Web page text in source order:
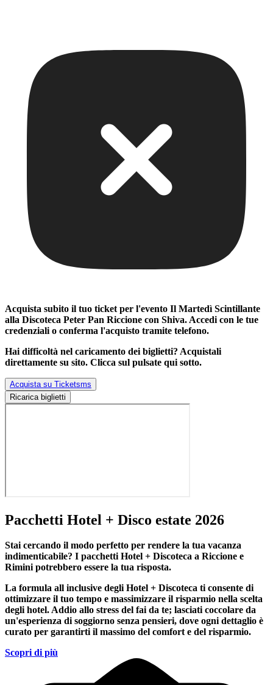
Acquista subito il tuo ticket per l'evento Il Martedì Scintillante
alla Discoteca Peter Pan Riccione con Shiva. Accedi con le tue
credenziali o conferma l'acquisto tramite telefono.
Hai difficoltà nel caricamento dei biglietti? Acquistali
direttamente su sito. Clicca sul pulsate qui sotto.
Acquista su Ticketsms
Ricarica biglietti
Pacchetti Hotel + Disco estate 2026
Stai cercando il modo perfetto per rendere la tua vacanza
indimenticabile? I pacchetti Hotel + Discoteca a Riccione e
Riminipotrebbero essere la tua risposta.
La formula all inclusive degli Hotel + Discoteca ti consente di
ottimizzare il tuo tempo e massimizzare il risparmio nella scelta
degli hotel. Addio allo stress del fai da te; lasciati coccolare da
un'esperienza di soggiorno senza pensieri, dove ogni dettaglio è
curato per garantirti il massimo del comfort e del risparmio.
Scopri di più